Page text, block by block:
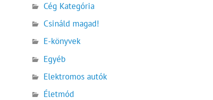
Cég Kategória
Csináld magad!
E-könyvek
Egyéb
Elektromos autók
Életmód